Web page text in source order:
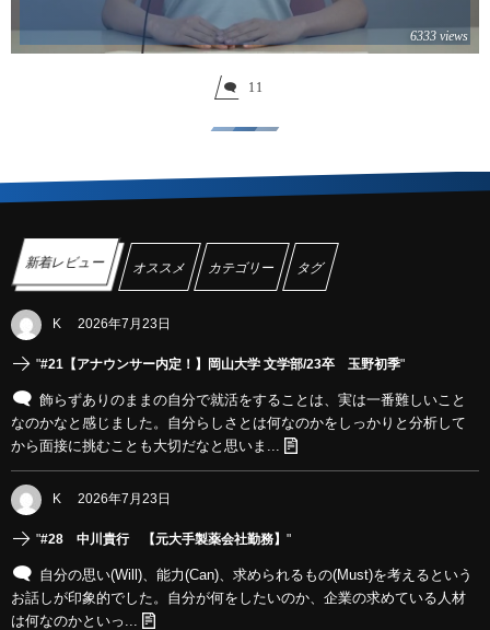
6333 views
11
新着レビュー オススメ カテゴリー タグ
K 2026年7月23日
"#21【アナウンサー内定！】岡山大学 文学部/23卒 玉野初季"
飾らずありのままの自分で就活をすることは、実は一番難しいこと
なのかなと感じました。自分らしさとは何なのかをしっかりと分析して
から面接に挑むことも大切だなと思いま...
K 2026年7月23日
"#28 中川貴行 【元大手製薬会社勤務】 "
自分の思い(Will)、能力(Can)、求められるもの(Must)を考えるという
お話しが印象的でした。自分が何をしたいのか、企業の求めている人材
は何なのかといっ...